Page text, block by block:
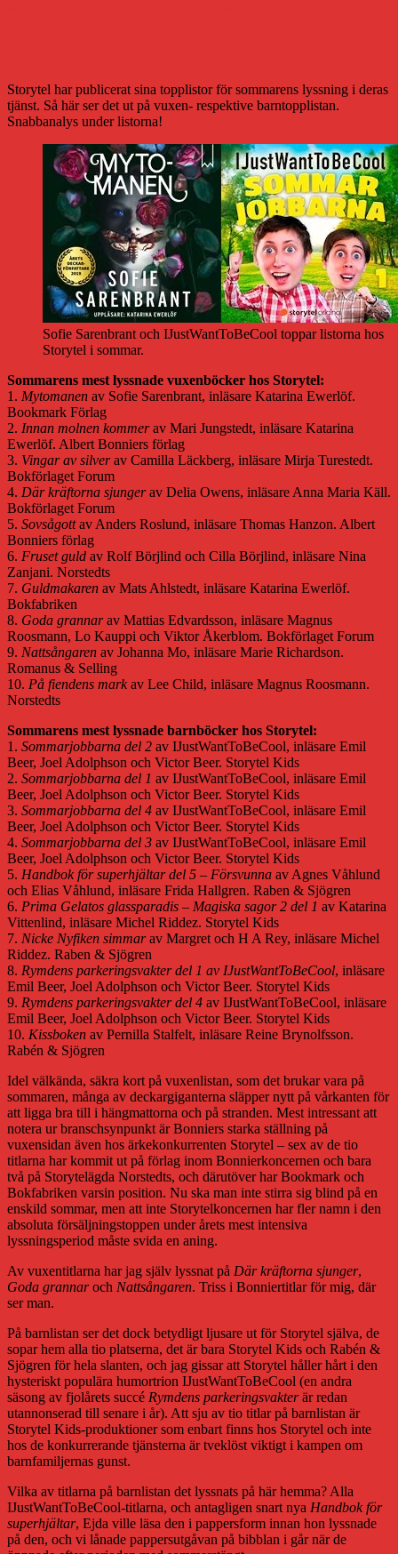
Storytel har publicerat sina topplistor för sommarens lyssning i deras
tjänst. Så här ser det ut på vuxen- respektive barntopplistan.
Snabbanalys under listorna!
Sofie Sarenbrant och IJustWantToBeCool toppar listorna hos
Storytel i sommar.
Sommarens mest lyssnade vuxenböcker hos Storytel:
1. Mytomanen av Sofie Sarenbrant, inläsare Katarina Ewerlöf.
Bookmark Förlag
2. Innan molnen kommerav Mari Jungstedt, inläsare Katarina
Ewerlöf. Albert Bonniers förlag
3. Vingar av silverav Camilla Läckberg, inläsare Mirja Turestedt.
Bokförlaget Forum
4. Där kräftorna sjungerav Delia Owens, inläsare Anna Maria Käll.
Bokförlaget Forum
5. Sovsågottav Anders Roslund, inläsare Thomas Hanzon. Albert
Bonniers förlag
6. Fruset guld av Rolf Börjlind och Cilla Börjlind, inläsare Nina
Zanjani. Norstedts
7. Guldmakaren av Mats Ahlstedt, inläsare Katarina Ewerlöf.
Bokfabriken
8. Goda grannarav Mattias Edvardsson, inläsare Magnus
Roosmann, Lo Kauppi och Viktor Åkerblom. Bokförlaget Forum
9. Nattsångaren av Johanna Mo, inläsare Marie Richardson.
Romanus & Selling
10. På fiendens markav Lee Child, inläsare Magnus Roosmann.
Norstedts
Sommarens mest lyssnade barnböcker hos Storytel:
1. Sommarjobbarna del 2 av IJustWantToBeCool, inläsare Emil
Beer, Joel Adolphson och Victor Beer. Storytel Kids
2. Sommarjobbarna del 1 av IJustWantToBeCool, inläsare Emil
Beer, Joel Adolphson och Victor Beer. Storytel Kids
3. Sommarjobbarna del 4 av IJustWantToBeCool, inläsare Emil
Beer, Joel Adolphson och Victor Beer. Storytel Kids
4. Sommarjobbarna del 3 av IJustWantToBeCool, inläsare Emil
Beer, Joel Adolphson och Victor Beer. Storytel Kids
5. Handbok för superhjältar del 5 – Försvunna av Agnes Våhlund
och Elias Våhlund, inläsare Frida Hallgren. Raben & Sjögren
6. Prima Gelatos glassparadis – Magiska sagor 2 del 1 av Katarina
Vittenlind, inläsare Michel Riddez. Storytel Kids
7. Nicke Nyfiken simmarav Margret och H A Rey, inläsare Michel
Riddez. Raben & Sjögren
8. Rymdens parkeringsvakter del 1 av IJustWantToBeCool, inläsare
Emil Beer, Joel Adolphson och Victor Beer. Storytel Kids
9. Rymdens parkeringsvakter del 4 av IJustWantToBeCool, inläsare
Emil Beer, Joel Adolphson och Victor Beer. Storytel Kids
10. Kissboken av Pernilla Stalfelt, inläsare Reine Brynolfsson.
Rabén & Sjögren
Idel välkända, säkra kort på vuxenlistan, som det brukar vara på
sommaren, många av deckargiganterna släpper nytt på vårkanten för
att ligga bra till i hängmattorna och på stranden. Mest intressant att
notera ur branschsynpunkt är Bonniers starka ställning på
vuxensidan även hos ärkekonkurrenten Storytel – sex av de tio
titlarna har kommit ut på förlag inom Bonnierkoncernen och bara
två på Storytelägda Norstedts, och därutöver har Bookmark och
Bokfabriken varsin position. Nu ska man inte stirra sig blind på en
enskild sommar, men att inte Storytelkoncernen har fler namn i den
absoluta försäljningstoppen under årets mest intensiva
lyssningsperiod måste svida en aning.
Av vuxentitlarna har jag själv lyssnat på Där kräftorna sjunger,
Goda grannaroch Nattsångaren. Triss i Bonniertitlar för mig, där
ser man.
På barnlistan ser det dock betydligt ljusare ut för Storytel själva, de
sopar hem alla tio platserna, det är bara Storytel Kids och Rabén &
Sjögren för hela slanten, och jag gissar att Storytel håller hårt i den
hysteriskt populära humortrion IJustWantToBeCool (en andra
säsong av fjolårets succé Rymdens parkeringsvakterär redan
utannonserad till senare i år). Att sju av tio titlar på barnlistan är
Storytel Kids-produktioner som enbart finns hos Storytel och inte
hos de konkurrerande tjänsterna är tveklöst viktigt i kampen om
barnfamiljernas gunst.
Vilka av titlarna på barnlistan det lyssnats på här hemma? Alla
IJustWantToBeCool-titlarna, och antagligen snart nya Handbok för
superhjältar, Ejda ville läsa den i pappersform innan hon lyssnade
på den, och vi lånade pappersutgåvan på bibblan i går när de